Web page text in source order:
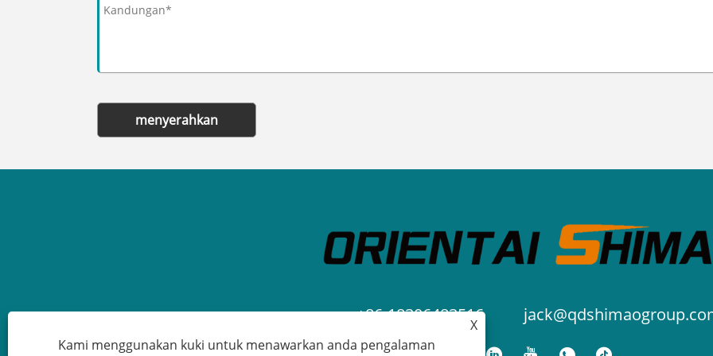
menyerahkan
+86-18306483516
X
Kami menggunakan kuki untuk menawarkan anda pengalaman